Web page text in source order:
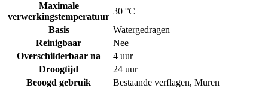
Maximale
verwerkingstemperatuur
30 °C
Basis
Watergedragen
Reinigbaar
Nee
Overschilderbaar na
4 uur
Droogtijd
24 uur
Beoogd gebruik
Bestaande verflagen, Muren